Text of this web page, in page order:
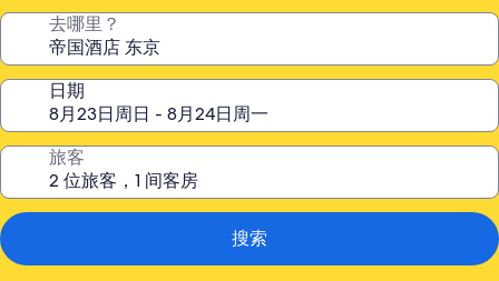
去哪里？
日期
旅客
搜索